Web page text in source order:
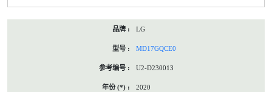
LG
MD17GQCE0
U2-D230013
2020